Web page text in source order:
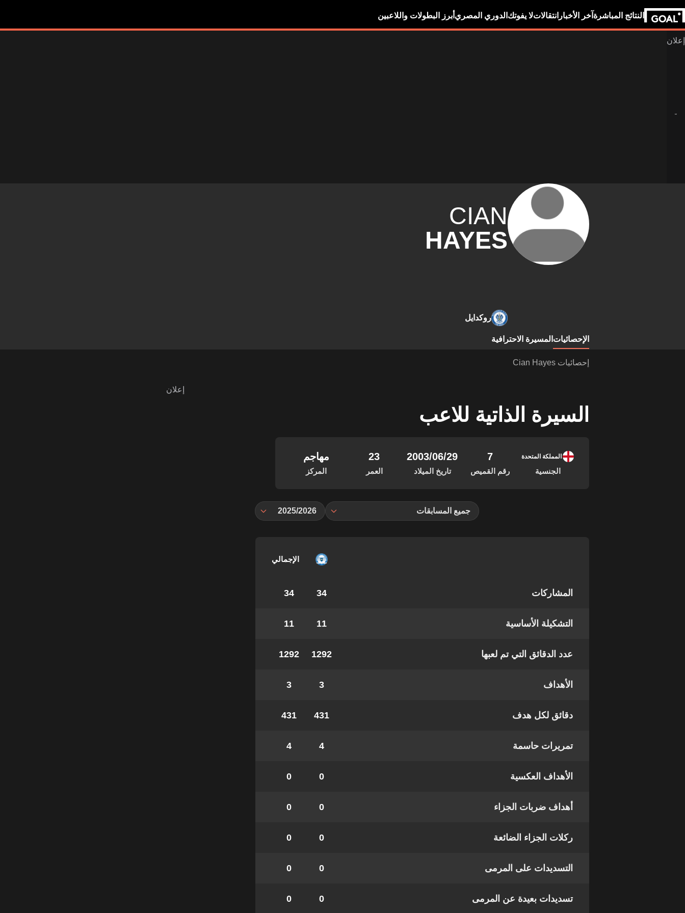
النتائج المباشرة آخر الأخبار انتقالاتلا يفوتك الدوري المصري أبرز البطولات واللاعبين
CIAN
HAYES
روكدايل
الإحصائيات المسيرة الاحترافية
إحصائيات Cian Hayes
السيرة الذاتية للاعب
المملكة المتحدة
الجنسية
7
رقم القميص
29‏/06‏/2003
تاريخ الميلاد
23
العمر
مهاجم
المركز
جميع المسابقات 2025/2026
الإجمالي
المشاركات 34
34
التشكيلة الأساسية 11
11
عدد الدقائق التي تم لعبها 1292
1292
الأهداف 3
3
دقائق لكل هدف 431
431
تمريرات حاسمة 4
4
الأهداف العكسية 0
0
أهداف ضربات الجزاء 0
0
ركلات الجزاء الضائعة 0
0
التسديدات على المرمى 0
0
تسديدات بعيدة عن المرمى 0
0